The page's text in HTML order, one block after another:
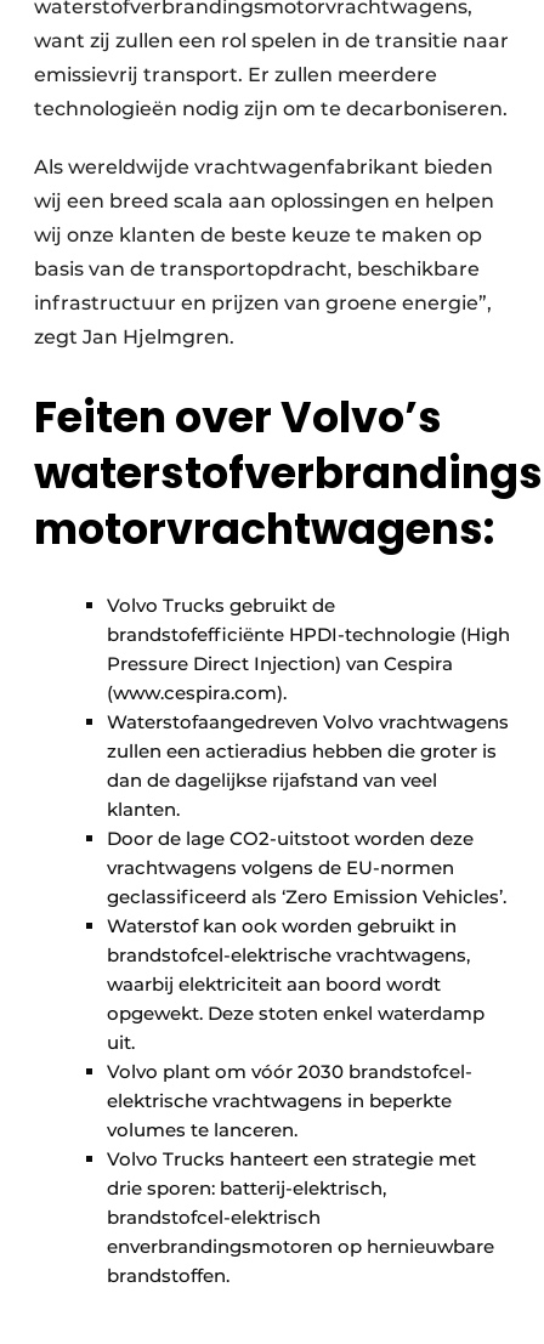
waterstofverbrandingsmotorvrachtwagens,
want zij zullen een rol spelen in de transitie naar
emissievrij transport. Er zullen meerdere
technologieën nodig zijn om te decarboniseren.
Als wereldwijde vrachtwagenfabrikant bieden
wij een breed scala aan oplossingen en helpen
wij onze klanten de beste keuze te maken op
basis van de transportopdracht, beschikbare
infrastructuur en prijzen van groene energie”,
zegt Jan Hjelmgren.
Feiten over Volvo’s
motorvrachtwagens:
Volvo Trucks gebruikt de
brandstofefficiënte HPDI-technologie (High
Pressure Direct Injection) van Cespira
(www.cespira.com).
Waterstofaangedreven Volvo vrachtwagens
zullen een actieradius hebben die groter is
dan de dagelijkse rijafstand van veel
klanten.
Door de lage CO2-uitstoot worden deze
vrachtwagens volgens de EU-normen
geclassificeerd als ‘Zero Emission Vehicles’.
Waterstof kan ook worden gebruikt in
brandstofcel-elektrische vrachtwagens,
waarbij elektriciteit aan boord wordt
opgewekt. Deze stoten enkel waterdamp
uit.
Volvo plant om vóór 2030 brandstofcel-
elektrische vrachtwagens in beperkte
volumes te lanceren.
Volvo Trucks hanteert een strategie met
drie sporen: batterij-elektrisch,
brandstofcel-elektrisch
enverbrandingsmotoren op hernieuwbare
brandstoffen.